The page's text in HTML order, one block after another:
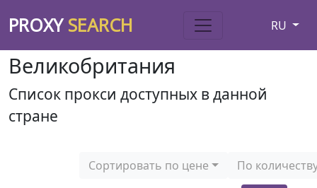
PROXYSEARCH RU
Великобритания
Список прокси доступных в данной
стране
Сортировать по цене По